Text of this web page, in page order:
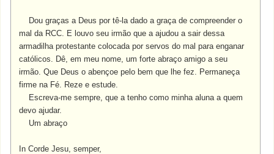
Dou graças a Deus por tê-la dado a graça de compreender o
mal da RCC. E louvo seu irmão que a ajudou a sair dessa
armadilha protestante colocada por servos do mal para enganar
católicos. Dê, em meu nome, um forte abraço amigo a seu
irmão. Que Deus o abençoe pelo bem que lhe fez. Permaneça
firme na Fé. Reze e estude.
Escreva-me sempre, que a tenho como minha aluna a quem
devo ajudar.
Um abraço
InCorde Jesu, semper,